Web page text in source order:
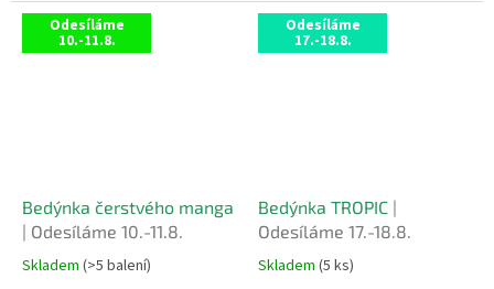
Odesíláme
10.-11.8.
Bedýnka čerstvého manga
| Odesíláme 10.-11.8.
Průměrné
Skladem (>5 balení)
Odesíláme
17.-18.8.
Bedýnka TROPIC |
Odesíláme 17.-18.8.
Průměrné
Skladem (5 ks)